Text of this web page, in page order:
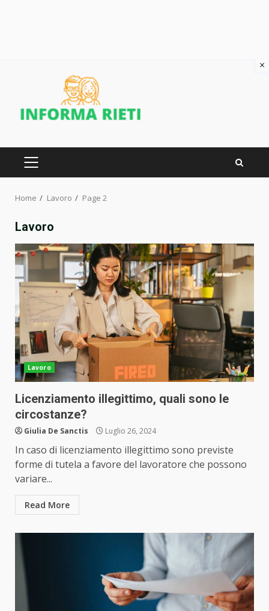
PRIMARY
Home Lavoro Page 2
Lavoro
Lavoro
Licenziamento illegittimo, quali sono le
circostanze?
Giulia De Sanctis Luglio 26, 2024
In caso di licenziamento illegittimo sono previste
forme di tutela a favore del lavoratore che possono
variare...
Read More
×